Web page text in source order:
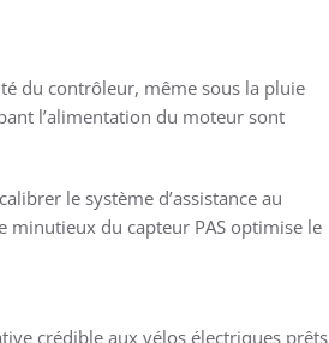
du contrôleur, même sous la pluie
l’alimentation du moteur sont
le système d’assistance au
minutieux du capteur PAS optimise le
crédible aux vélos électriques prêts